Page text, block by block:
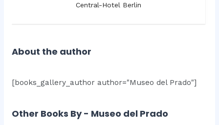
Central-Hotel Berlin
About the author
[books_gallery_author author="Museo del Prado"]
Other Books By - Museo del Prado